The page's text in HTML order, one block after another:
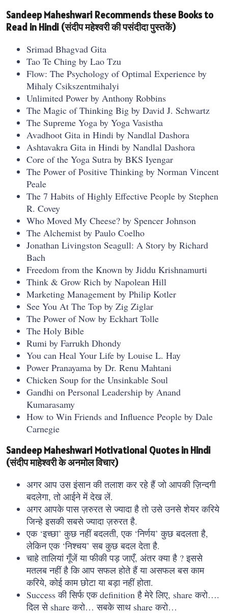
Sandeep Maheshwari Recommends these Books to
Read in Hindi (संदीप महेश्वरी की पसंदीदा पुस्तकें)
Srimad Bhagvad Gita
Tao Te Ching by Lao Tzu
Flow: The Psychology of Optimal Experience by
Mihaly Csikszentmihalyi
Unlimited Power by Anthony Robbins
The Magic of Thinking Big by David J. Schwartz
The Supreme Yoga by Yoga Vasistha
Avadhoot Gita in Hindi by Nandlal Dashora
Ashtavakra Gita in Hindi by Nandlal Dashora
Core of the Yoga Sutra by BKS Iyengar
The Power of Positive Thinking by Norman Vincent
Peale
The 7 Habits of Highly Effective People by Stephen
R. Covey
Who Moved My Cheese? by Spencer Johnson
The Alchemist by Paulo Coelho
Jonathan Livingston Seagull: A Story by Richard
Bach
Freedom from the Known by Jiddu Krishnamurti
Think & Grow Rich by Napolean Hill
Marketing Management by Philip Kotler
See You At The Top by Zig Ziglar
The Power of Now by Eckhart Tolle
The Holy Bible
Rumi by Farrukh Dhondy
You can Heal Your Life by Louise L. Hay
Power Pranayama by Dr. Renu Mahtani
Chicken Soup for the Unsinkable Soul
Gandhi on Personal Leadership by Anand
Kumarasamy
How to Win Friends and Influence People by Dale
Carnegie
Sandeep Maheshwari Motivational Quotes in Hindi
(संदीप माहेश्वरी के अनमोल विचार)
अगर आप उस इंसान की तलाश कर रहे हैं जो आपकी ज़िन्दगी
बदलेगा, तो आईने में देख लें.
अगर आपके पास ज़रुरत से ज्यादा है तो उसे उनसे शेयर करिये
जिन्हे इसकी सबसे ज्यादा ज़रुरत है.
एक ‘इच्छा’ कुछ नहीं बदलती, एक ‘निर्णय’ कुछ बदलता है,
लेकिन एक ‘निश्चय’ सब कुछ बदल देता है.
चाहे तालियां गूँजें या फीकी पड़ जाएँ, अंतर क्या है ? इससे
मतलब नहीं है कि आप सफल होते हैं या असफल बस काम
करिये, कोई काम छोटा या बड़ा नहीं होता.
Success की सिर्फ एक definition है मेरे लिए, share करो….
दिल से share करो… सबके साथ share करो…